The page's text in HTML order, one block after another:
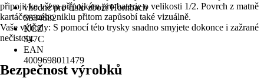
vhodné pro číslo zboží Hornbach
5834682
KČZ
547C
EAN
4009698011479
připojit ke všem přípojkám pro baterie o velikosti 1/2. Povrch z matně
kartáčovaného niklu přitom zapůsobí také vizuálně.
Vaše výhody: S pomocí této trysky snadno smyjete dokonce i zažrané
nečistoty.
Bezpečnost výrobků